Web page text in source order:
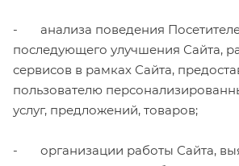
- анализа поведения
последующего улучшения Сайта,
сервисов в рамках Сайта,
пользователю
услуг, предложений, товаров;
- организации работы Сайта,